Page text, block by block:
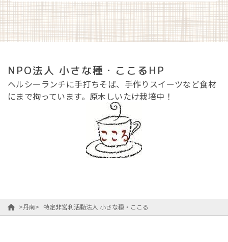
NPO法人 小さな種・ここるHP
ヘルシーランチに手打ちそば、手作りスイーツなど食材
にまで拘っています。原木しいたけ栽培中！
>丹南> 特定非営利活動法人 小さな種・ここる